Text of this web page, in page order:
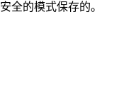
全的模式保存的。